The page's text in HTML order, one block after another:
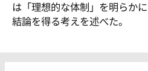
は「理想的な体制」を明らか
結論を得る考えを述べた。